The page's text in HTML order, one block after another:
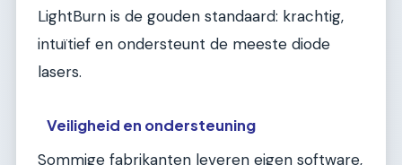
LightBurn is de gouden standaard: krachtig,
intuïtief en ondersteunt de meeste diode
lasers.
Veiligheid en ondersteuning
Sommige fabrikanten leveren eigen software,